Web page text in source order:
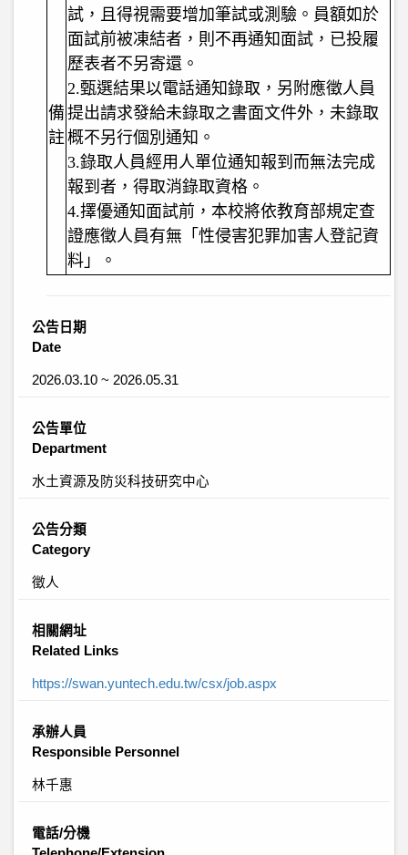
備
註
試，且得視需要增加筆試或測驗。員額如於
面試前被凍結者，則不再通知面試，已投履
歷表者不另寄還。
2.甄選結果以電話通知錄取，另附應徵人員
提出請求發給未錄取之書面文件外，未錄取
概不另行個別通知。
3.錄取人員經用人單位通知報到而無法完成
報到者，得取消錄取資格。
4.擇優通知面試前，本校將依教育部規定查
證應徵人員有無「性侵害犯罪加害人登記資
料」。
公告日期
Date
2026.03.10 ~ 2026.05.31
公告單位
Department
水土資源及防災科技研究中心
公告分類
Category
徵人
相關網址
Related Links
https://swan.yuntech.edu.tw/csx/job.aspx
承辦人員
Responsible Personnel
林千惠
電話/分機